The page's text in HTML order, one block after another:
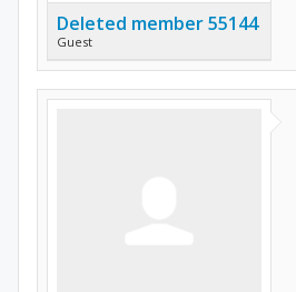
Deleted member 55144
Guest